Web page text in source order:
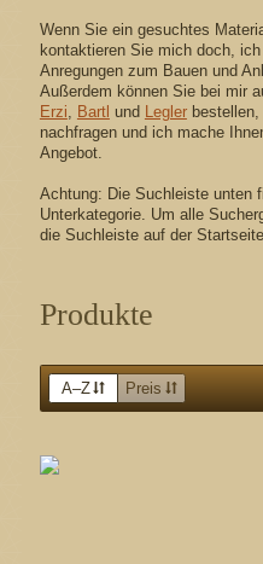
Wenn Sie ein gesuchtes
kontaktieren Sie mich doch,
Anregungen zum Bauen und
Außerdem können Sie bei mir
Erzi, Bartl und Leglerbestellen,
nachfragen und ich mache
Angebot.
Achtung: Die Suchleiste unten
Unterkategorie. Um alle
die Suchleiste auf der
Produkte
A–Z Preis